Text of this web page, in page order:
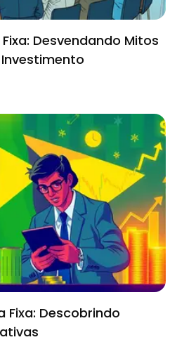
Desvendando Mitos
Fixa: Descobrindo